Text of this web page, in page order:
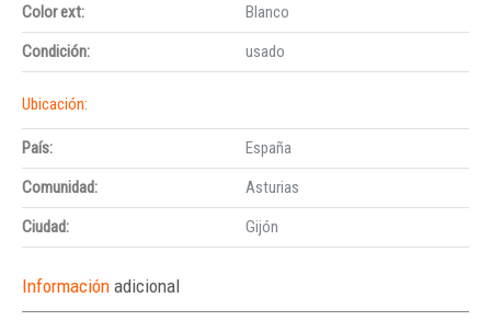
Color ext:
Blanco
Condición:
usado
Ubicación:
País:
España
Comunidad:
Asturias
Ciudad:
Gijón
Información adicional